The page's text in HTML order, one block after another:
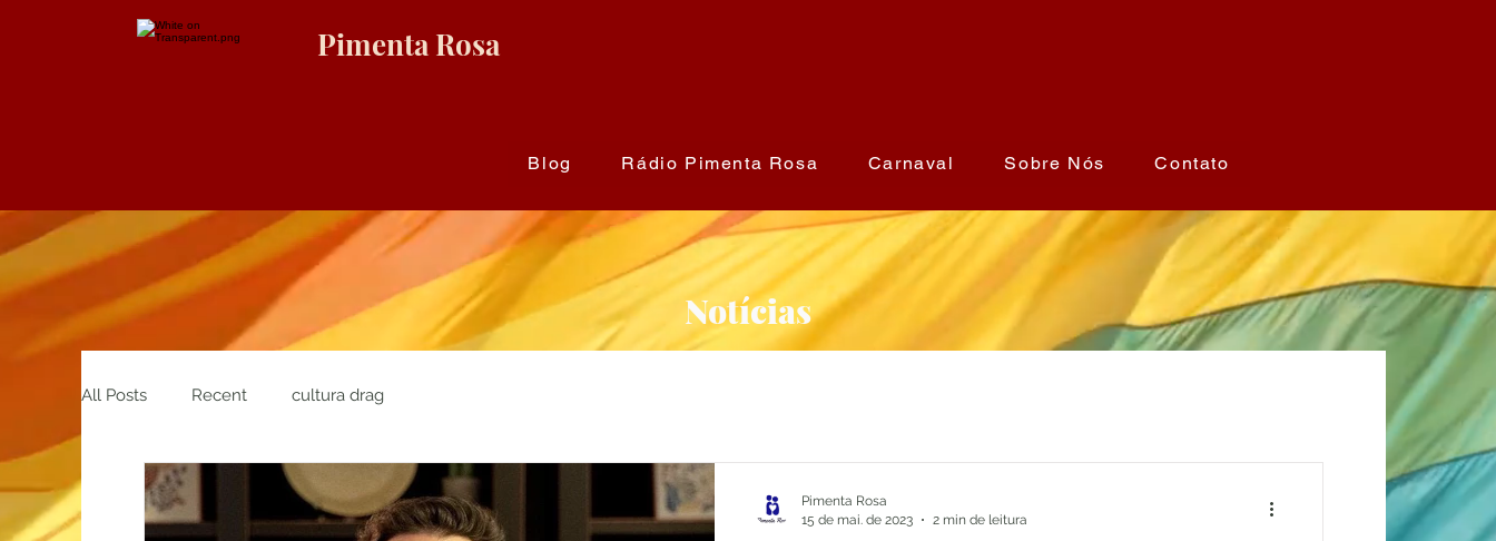
Pimenta Rosa
Blog Rádio Pimenta Rosa Carnaval Sobre Nós Contato
Notícias
All Posts Recent cultura drag
Pimenta Rosa
15 de mai. de 2023
2 min de leitura